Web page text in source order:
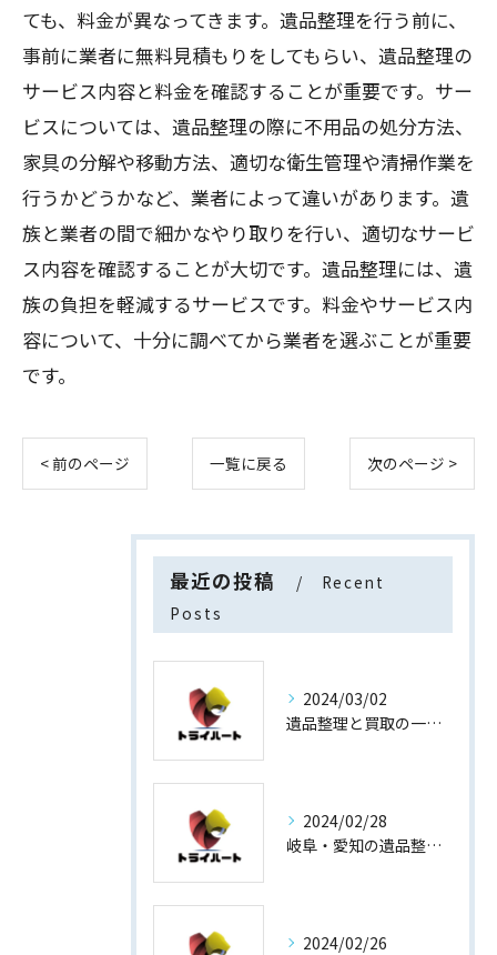
ても、料金が異なってきます。遺品整理を行う前に、
事前に業者に無料見積もりをしてもらい、遺品整理の
サービス内容と料金を確認することが重要です。サー
ビスについては、遺品整理の際に不用品の処分方法、
家具の分解や移動方法、適切な衛生管理や清掃作業を
行うかどうかなど、業者によって違いがあります。遺
族と業者の間で細かなやり取りを行い、適切なサービ
ス内容を確認することが大切です。遺品整理には、遺
族の負担を軽減するサービスです。料金やサービス内
容について、十分に調べてから業者を選ぶことが重要
です。
< 前のページ 一覧に戻る 次のページ >
最近の投稿
Recent
Posts
2024/03/02
遺品整理と買取の一石二鳥
2024/02/28
岐阜・愛知の遺品整理と買取専門店【査定士が高額買取】
2024/02/26